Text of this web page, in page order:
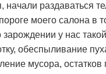
начали раздаваться
моего салона
зарождении у нас
обеспыливание
мусора,